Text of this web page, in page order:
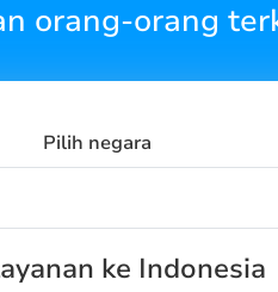
orang-orang
Pilih negara
ke Indonesia